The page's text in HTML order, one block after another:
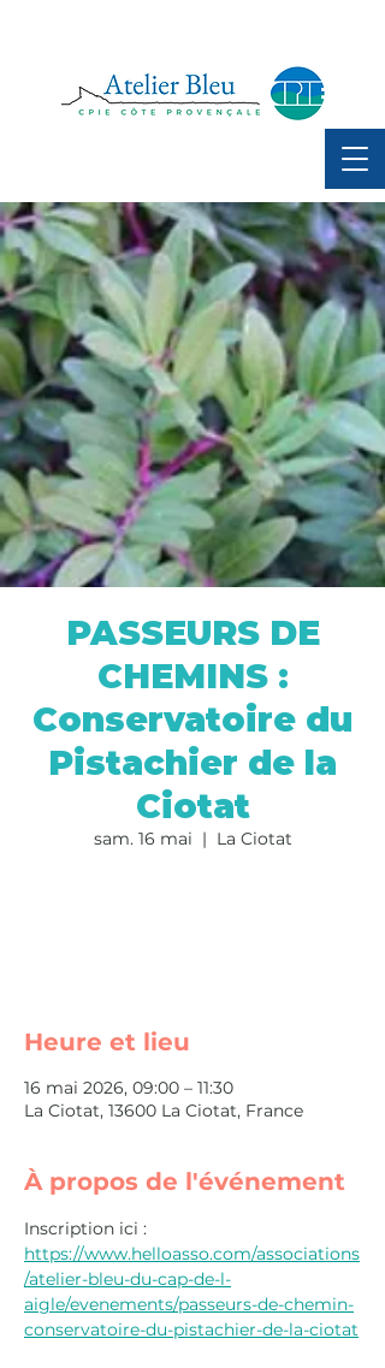
PASSEURS DE
CHEMINS :
Conservatoire du
Pistachier de la
Ciotat
sam. 16 mai
  |
La Ciotat
Heure et lieu
16 mai 2026, 09:00 – 11:30
La Ciotat, 13600 La Ciotat, France
À propos de l'événement
Inscription ici :
https://www.helloasso.com/associations
/atelier-bleu-du-cap-de-l-
aigle/evenements/passeurs-de-chemin-
conservatoire-du-pistachier-de-la-ciotat